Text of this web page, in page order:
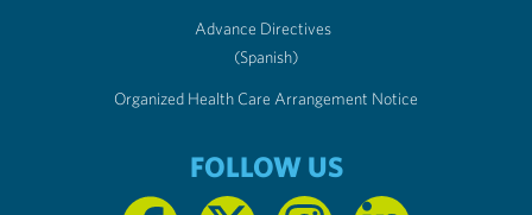
Advance Directives
(Spanish)
Organized Health Care Arrangement Notice
FOLLOW US